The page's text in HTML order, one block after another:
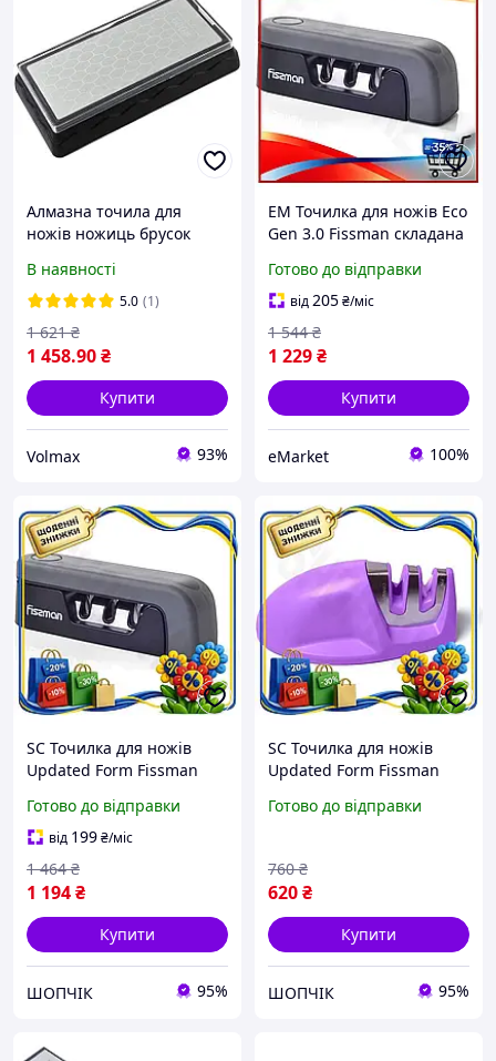
Алмазна точила для
ножів ножиць брусок
(369810531)
В наявності
5.0 (1)
1 458.90₴
1 621 ₴
Купити
Volmax 93%
EM Точилка для ножів Eco
Gen 3.0 Fissman складана
заточування сталевих
ножів компактн MAR_K
Готово до відправки
від205₴/міс
1 229₴
1 544 ₴
Купити
eMarket 100%
SC Точилка для ножів
Updated Form Fissman
для заточування сталевих
ножів компакт CH2_99K
Готово до відправки
від 199₴/міс
1 194₴
1 464 ₴
Купити
ШОПЧІК 95%
SC Точилка для ножів
Updated Form Fissman
для заточування
CH2_99K
Готово до відправки
620₴
760 ₴
Купити
ШОПЧІК 95%